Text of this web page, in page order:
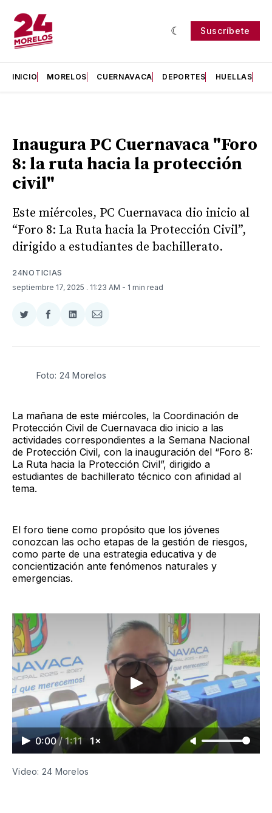
Suscríbete
INICIO MORELOS CUERNAVACA DEPORTES HUELLAS
Inaugura PC Cuernavaca "Foro
8: la ruta hacia la protección
civil"
Este miércoles, PC Cuernavaca dio inicio al
“Foro 8: La Ruta hacia la Protección Civil”,
dirigido a estudiantes de bachillerato.
24NOTICIAS
septiembre 17, 2025 . 11:23 AM - 1 min read
Compartir
Twitter
Compartir
Facebook
Compartir
LinkedIn
Compartir
Email
Foto: 24 Morelos
La mañana de este miércoles, la Coordinación de
Protección Civil de Cuernavaca dio inicio a las
actividades correspondientes a la Semana Nacional
de Protección Civil, con la inauguración del “Foro 8:
La Ruta hacia la Protección Civil”, dirigido a
estudiantes de bachillerato técnico con afinidad al
tema.
El foro tiene como propósito que los jóvenes
conozcan las ocho etapas de la gestión de riesgos,
como parte de una estrategia educativa y de
concientización ante fenómenos naturales y
emergencias.
0:00 / 1:11 1×
Video: 24 Morelos